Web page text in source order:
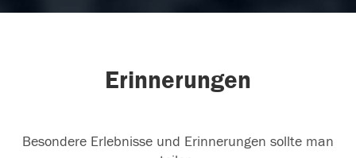
Erinnerungen
Besondere Erlebnisse und Erinnerungen sollte man